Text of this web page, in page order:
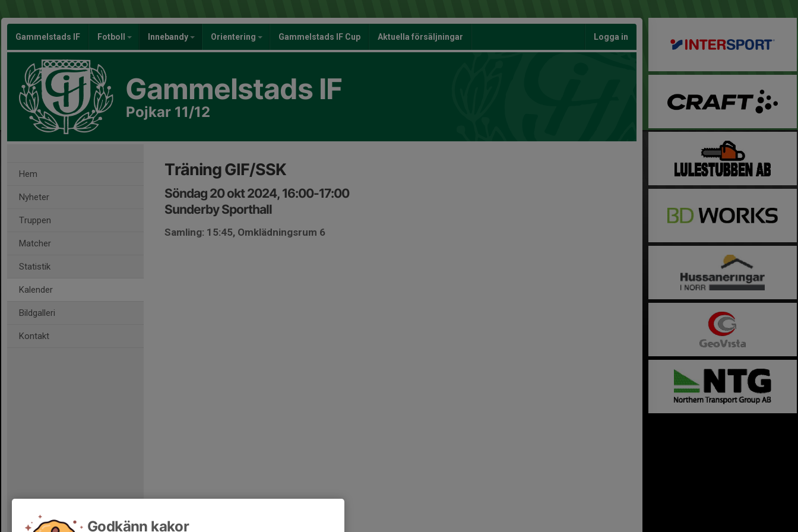
Gammelstads IF Fotboll Innebandy Orientering Gammelstads IF Cup Aktuella försäljningar Logga in
Gammelstads IF
Pojkar 11/12
Hem
Nyheter
Truppen
Matcher
Statistik
Kalender
Bildgalleri
Kontakt
Träning GIF/SSK
Söndag 20 okt 2024, 16:00-17:00
Sunderby Sporthall
Samling: 15:45, Omklädningsrum 6
Godkänn kakor